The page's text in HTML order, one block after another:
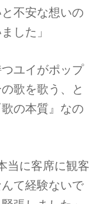
不安な想いの
した」
ユイがポップ
歌を歌う、と
の本質』なの
当に客席に観客
て経験ないで